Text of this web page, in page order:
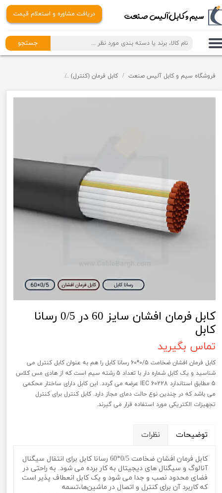
​​سیم و کابل آلیس صنعت
جستجو
دریافت مشاوره و استعلام قیمت
فروشگاه سیم و کابل آلیس صنعت کابل فرمان (کنترل)
کابل فرمان افشان سایز 60 در 0/5 رسانا
کابل
تماس بگیرید
کابل فرمان افشان ضخامت 0/5*60 رسانا کابل را هم به عنوان کابل کنترل می
شناسید و یک کابل شماره دار با تعداد 5 رشته سیم است که از هادی مس کلاس
5 مطابق استاندارد IEC 60228 عرضه می گردد. این کابل دارای ساختار محکمی
می باشد که در چندین نوع حالت دمای مجاز دارد. کابل کنترل برای کنترل
تجهیزات الکتریکی مورد استفاده قرار می گیرند.
توضیحات نظرات
کابل فرمان افشان ضخامت 0/5*60 رسانا کابل برای انتقال سیگنال
آنالوگ و سیگنال های دیجیتال به کار برده می شود. به راحتی در
فضای محدود نصب و جدا می شود و یک کابل انعطاف پذیر است
که کاربرد آن برای کنترل و اتصال در ماشین‌ها،تسمه